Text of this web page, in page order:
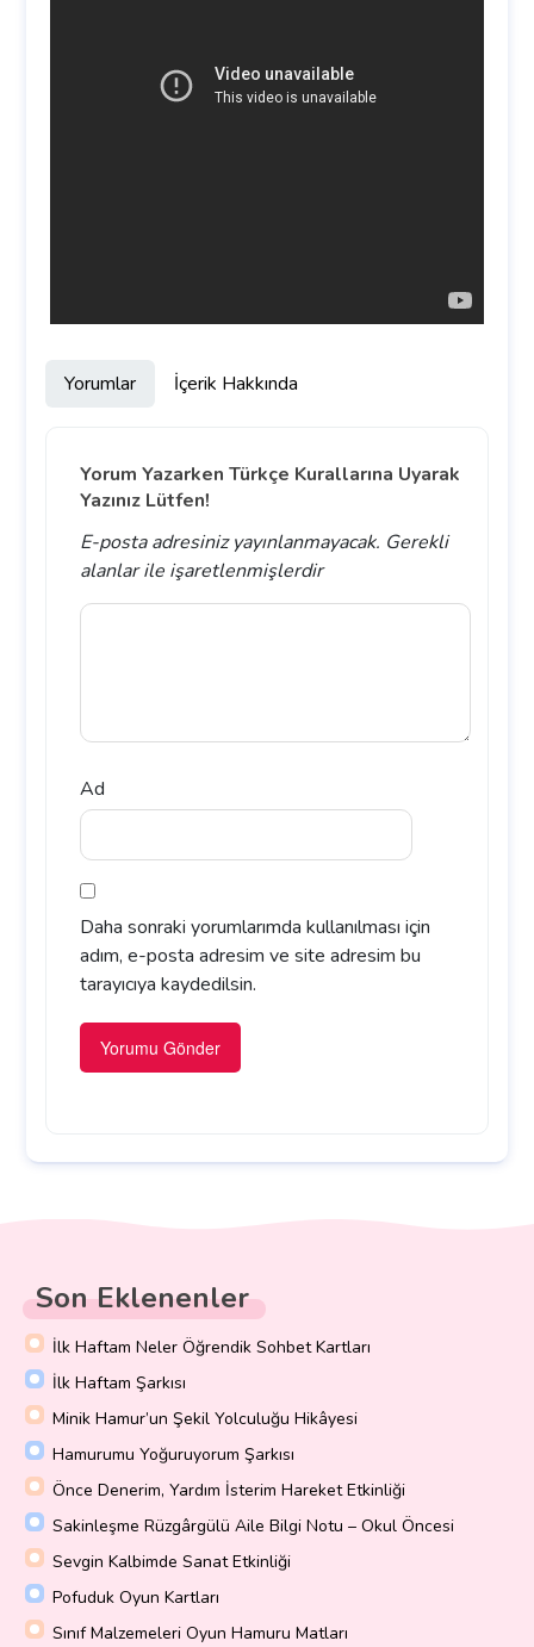
Yorumlar İçerik Hakkında
Yorum Yazarken Türkçe Kurallarına Uyarak
Yazınız Lütfen!
E-posta adresiniz yayınlanmayacak. Gerekli
alanlarile işaretlenmişlerdir
Ad
Daha sonraki yorumlarımda kullanılması için
adım, e-posta adresim ve site adresim bu
tarayıcıya kaydedilsin.
Son Eklenenler
İlk Haftam Neler Öğrendik Sohbet Kartları
İlk Haftam Şarkısı
Minik Hamur’un Şekil Yolculuğu Hikâyesi
Hamurumu Yoğuruyorum Şarkısı
Önce Denerim, Yardım İsterim Hareket Etkinliği
Sakinleşme Rüzgârgülü Aile Bilgi Notu – Okul Öncesi
Sevgin Kalbimde Sanat Etkinliği
Pofuduk Oyun Kartları
Sınıf Malzemeleri Oyun Hamuru Matları